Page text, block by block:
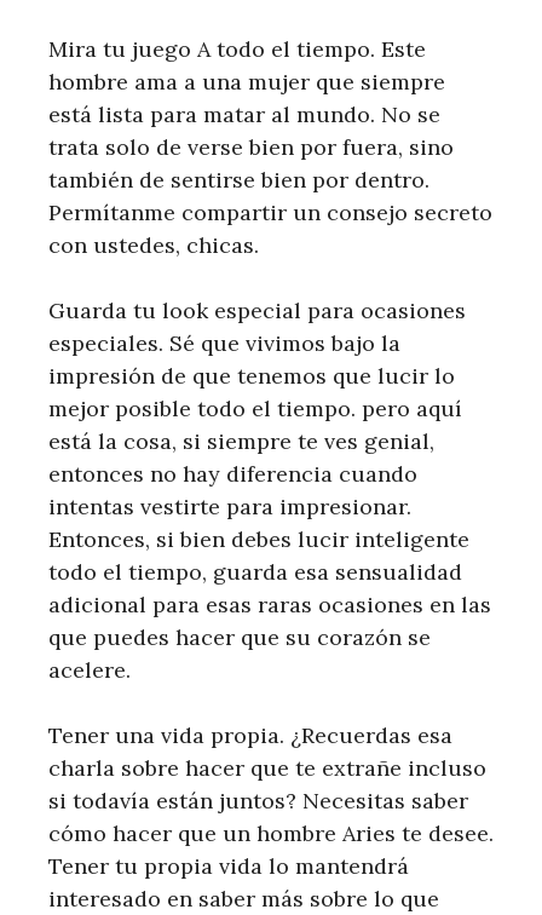
Mira tu juego A todo el tiempo. Este
hombre ama a una mujer que siempre
está lista para matar al mundo. No se
trata solo de verse bien por fuera, sino
también de sentirse bien por dentro.
Permítanme compartir un consejo secreto
con ustedes, chicas.
Guarda tu look especial para ocasiones
especiales. Sé que vivimos bajo la
impresión de que tenemos que lucir lo
mejor posible todo el tiempo. pero aquí
está la cosa, si siempre te ves genial,
entonces no hay diferencia cuando
intentas vestirte para impresionar.
Entonces, si bien debes lucir inteligente
todo el tiempo, guarda esa sensualidad
adicional para esas raras ocasiones en las
que puedes hacer que su corazón se
acelere.
Tener una vida propia. ¿Recuerdas esa
charla sobre hacer que te extrañe incluso
si todavía están juntos? Necesitas saber
cómo hacer que un hombre Aries te desee.
Tener tu propia vida lo mantendrá
interesado en saber más sobre lo que